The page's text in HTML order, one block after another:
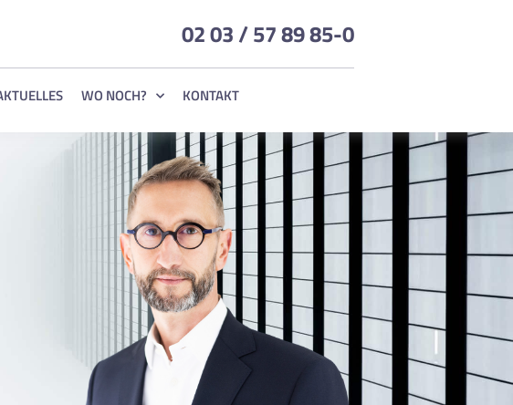
02 03 / 57 89 85-0
WO NOCH? KONTAKT